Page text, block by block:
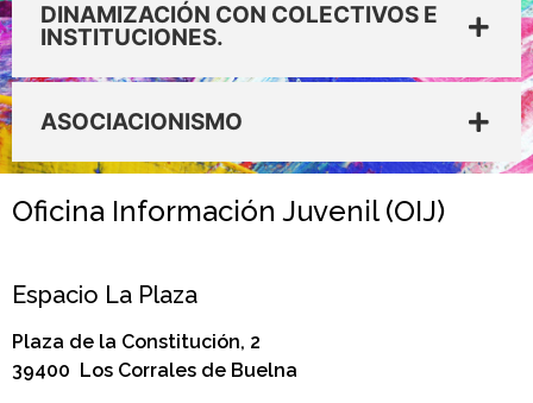
DINAMIZACIÓN CON COLECTIVOS E
INSTITUCIONES.
ASOCIACIONISMO
Oficina Información Juvenil (OIJ)
Espacio La Plaza
Plaza de la Constitución, 2
39400 Los Corrales de Buelna